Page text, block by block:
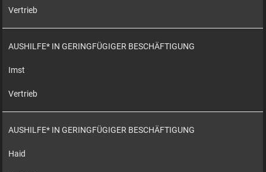
Vertrieb
AUSHILFE* IN GERINGFÜGIGER BESCHÄFTIGUNG
Imst
Vertrieb
AUSHILFE* IN GERINGFÜGIGER BESCHÄFTIGUNG
Haid